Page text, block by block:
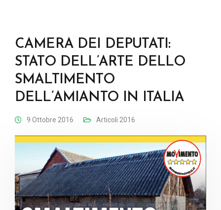
CAMERA DEI DEPUTATI:
STATO DELL’ARTE DELLO
SMALTIMENTO
DELL’AMIANTO IN ITALIA
9 Ottobre 2016 Articoli 2016